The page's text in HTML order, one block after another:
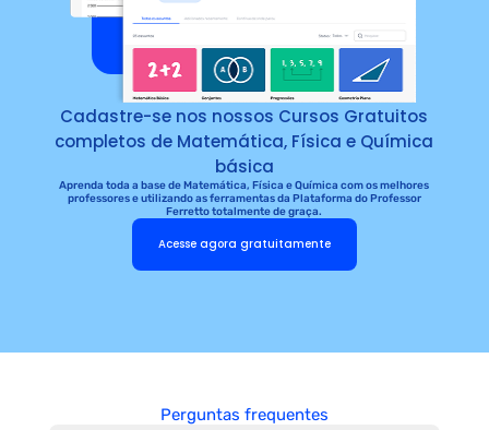
Cadastre-se nos nossos Cursos Gratuitos
completos de Matemática, Física e Química
básica
Aprenda toda a base de Matemática, Física e Química com os melhores
professores e utilizando as ferramentas da Plataforma do Professor
Ferretto totalmente de graça.
Acesse agora gratuitamente
Perguntas frequentes